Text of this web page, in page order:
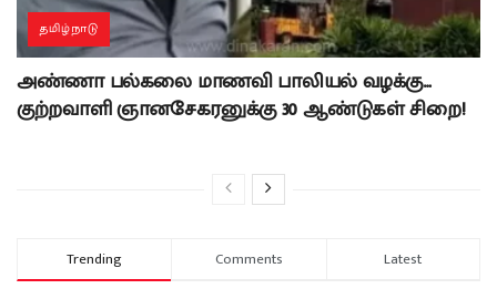
தமிழ்நாடு
அண்ணா பல்கலை மாணவி பாலியல் வழக்கு…
குற்றவாளி ஞானசேகரனுக்கு 30 ஆண்டுகள் சிறை!
Trending Comments Latest